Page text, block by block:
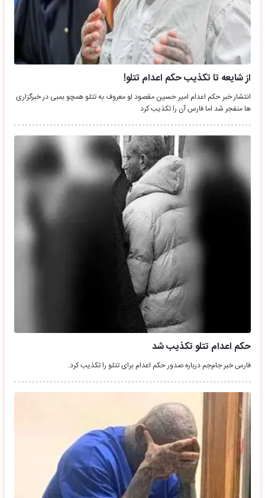
از شایعه تا تکذیب حکم اعدام تتلو!
انتشار خبر حکم اعدام امیر حسین مقصود لو معروف به تتلو همچو بمبی در خبرگزاری
ها منفجر شد اما فارس آن را تکذیب کرد
حکم اعدام تتلو تکذیب شد
فارس خبر جام‌جم درباره صدور حکم اعدام برای تتلو را تکذیب کرد.